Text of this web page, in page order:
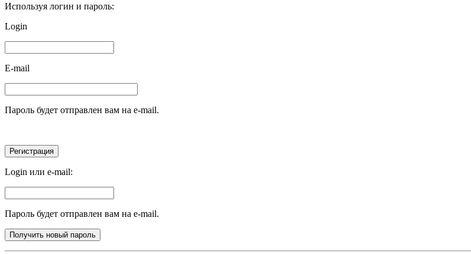
Используя логин и пароль:
Login
E-mail
Пароль будет отправлен вам на e-mail.
Login или e-mail:
Пароль будет отправлен вам на e-mail.